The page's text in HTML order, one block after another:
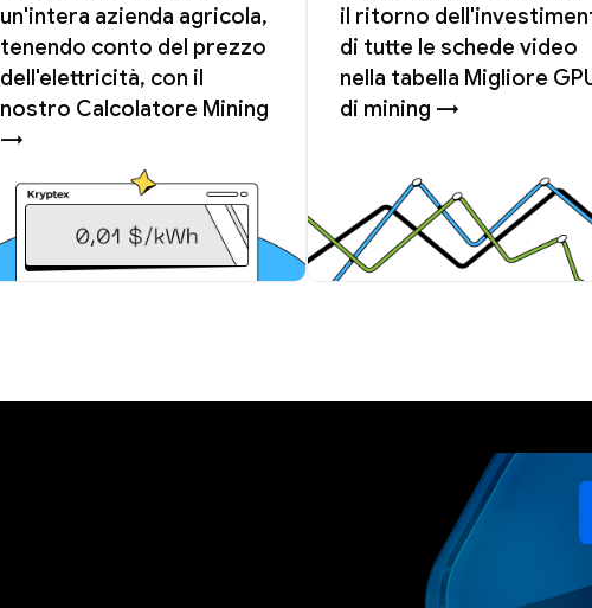
un'intera azienda agricola,
tenendo conto del prezzo
dell'elettricità, con il
nostro Calcolatore Mining
→
il ritorno
di tutte le schede video
nella tabella Migliore
di mining →